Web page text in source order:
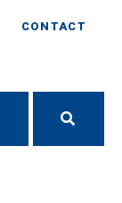
CONTACT